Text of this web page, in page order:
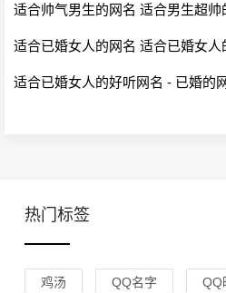
适合帅气男生的网名 适合男生超帅
适合已婚女人的网名 适合已婚女人
适合已婚女人的好听网名 - 已婚的
热门标签
鸡汤 QQ名字 QQ